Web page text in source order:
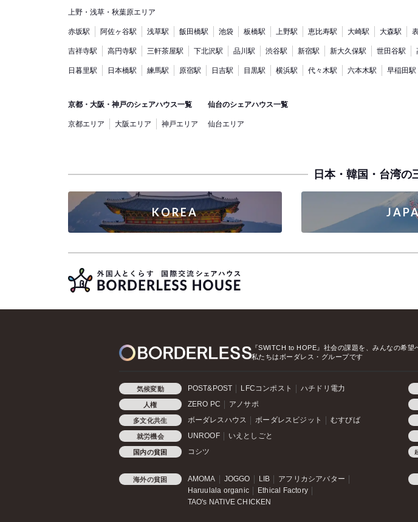
上野・浅草・秋葉原エリア
赤坂駅 阿佐ヶ谷駅 浅草駅 飯田橋駅 池袋 板橋駅 上野駅 恵比寿駅 大崎駅 大森駅
吉祥寺駅 高円寺駅 三軒茶屋駅 下北沢駅 品川駅 渋谷駅 新宿駅 新大久保駅 世田谷駅
日暮里駅 日本橋駅 練馬駅 原宿駅 日吉駅 目黒駅 横浜駅 代々木駅 六本木駅 早稲田駅
京都・大阪・神戸のシェアハウス一覧
京都エリア 大阪エリア 神戸エリア
仙台のシェアハウス一覧
仙台エリア
日本・韓国・台湾の
KOREA
『SWITCH to HOPE』 社会の課題を、みんなの希望
私たちはボーダレス・グループです
気候変動 POST&POST LFCコンポスト ハチドリ電力
人権 ZERO PC アノサポ
多文化共生 ボーダレスハウス ボーダレスビジット むすびば
就労機会 UNROOF いえとしごと
国内の貧困 コシツ
海外の貧困 AMOMA JOGGO LIB
アフリカシアバター
Haruulala organic
Ethical Factory
TAO's NATIVE CHICKEN